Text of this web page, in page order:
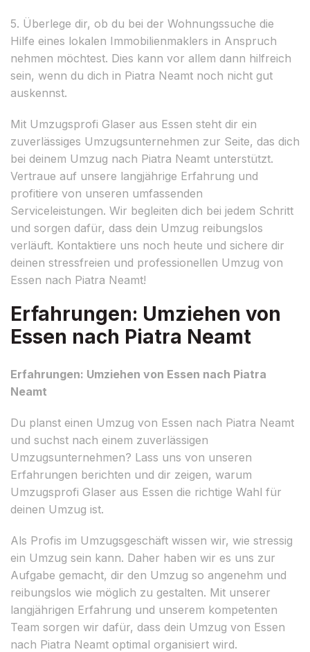
5. Überlege dir, ob du bei der Wohnungssuche die
Hilfe eines lokalen Immobilienmaklers in Anspruch
nehmen möchtest. Dies kann vor allem dann hilfreich
sein, wenn du dich in Piatra Neamt noch nicht gut
auskennst.
Mit Umzugsprofi Glaser aus Essen steht dir ein
zuverlässiges Umzugsunternehmen zur Seite, das dich
bei deinem Umzug nach Piatra Neamt unterstützt.
Vertraue auf unsere langjährige Erfahrung und
profitiere von unseren umfassenden
Serviceleistungen. Wir begleiten dich bei jedem Schritt
und sorgen dafür, dass dein Umzug reibungslos
verläuft. Kontaktiere uns noch heute und sichere dir
deinen stressfreien und professionellen Umzug von
Essen nach Piatra Neamt!
Erfahrungen: Umziehen von
Essen nach Piatra Neamt
Erfahrungen: Umziehen von Essen nach Piatra
Neamt
Du planst einen Umzug von Essen nach Piatra Neamt
und suchst nach einem zuverlässigen
Umzugsunternehmen? Lass uns von unseren
Erfahrungen berichten und dir zeigen, warum
Umzugsprofi Glaser aus Essen die richtige Wahl für
deinen Umzug ist.
Als Profis im Umzugsgeschäft wissen wir, wie stressig
ein Umzug sein kann. Daher haben wir es uns zur
Aufgabe gemacht, dir den Umzug so angenehm und
reibungslos wie möglich zu gestalten. Mit unserer
langjährigen Erfahrung und unserem kompetenten
Team sorgen wir dafür, dass dein Umzug von Essen
nach Piatra Neamt optimal organisiert wird.